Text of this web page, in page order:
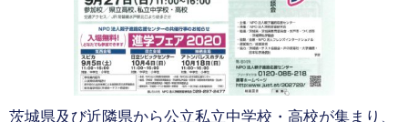
茨城県及び近隣県から公立私立中学校・高校が集まり、